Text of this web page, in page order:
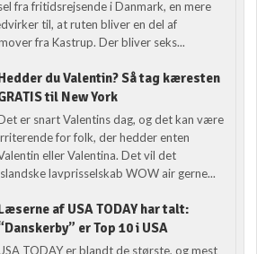
fra fritidsrejsende i Danmark, en mere
til, at ruten bliver en del af
fra Kastrup. Der bliver seks...
du Valentin? Så tag kæresten
til New York
er snart Valentins dag, og det kan være
for folk, der hedder enten
eller Valentina. Det vil det
lavprisselskab WOW air gerne...
af USA TODAY har talt:
er Top 10 i USA
TODAY er blandt de største, og mest